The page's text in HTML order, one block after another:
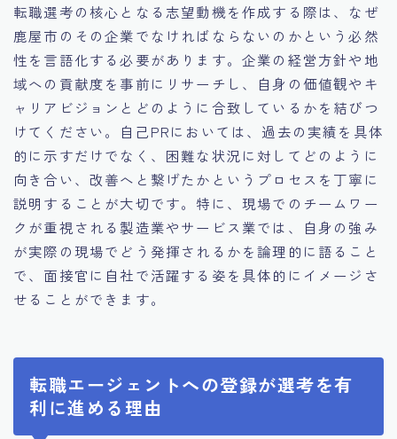
転職選考の核心となる志望動機を作成する際は、なぜ
鹿屋市のその企業でなければならないのかという必然
性を言語化する必要があります。企業の経営方針や地
域への貢献度を事前にリサーチし、自身の価値観やキ
ャリアビジョンとどのように合致しているかを結びつ
けてください。自己PRにおいては、過去の実績を具体
的に示すだけでなく、困難な状況に対してどのように
向き合い、改善へと繋げたかというプロセスを丁寧に
説明することが大切です。特に、現場でのチームワー
クが重視される製造業やサービス業では、自身の強み
が実際の現場でどう発揮されるかを論理的に語ること
で、面接官に自社で活躍する姿を具体的にイメージさ
せることができます。
転職エージェントへの登録が選考を有
利に進める理由